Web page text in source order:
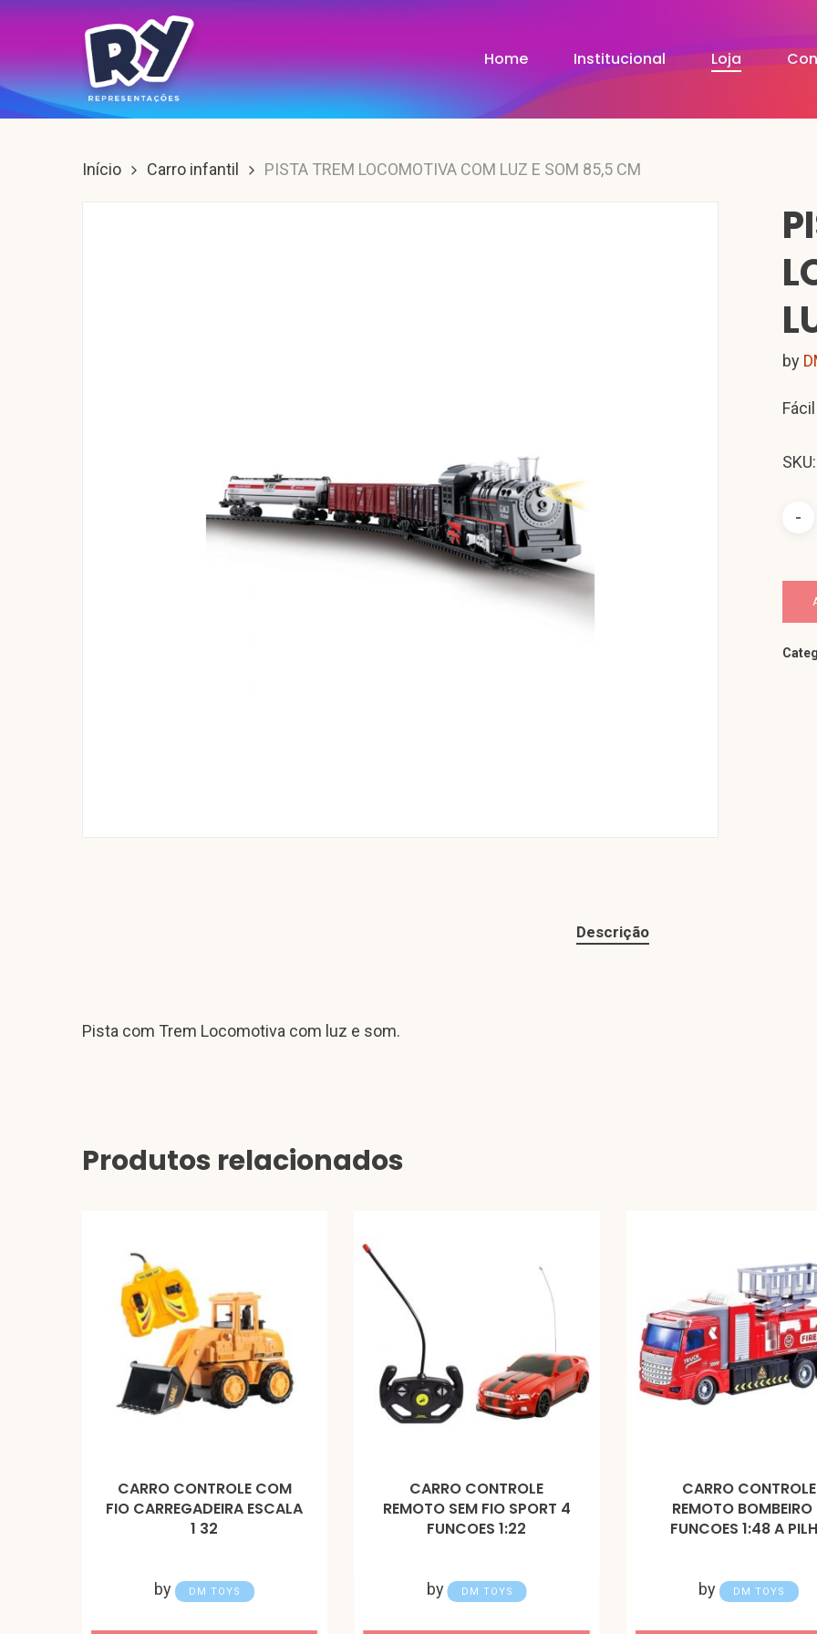
Skip
main
content
Home Institucional Loja
Início Carro infantil PISTA TREM LOCOMOTIVA COM LUZ E SOM 85,5 CM
by
Descrição
Pista com Trem Locomotiva com luz e som.
Produtos relacionados
CARRO CONTROLE COM
FIO CARREGADEIRA ESCALA
1 32
by DM TOYS
CARRO CONTROLE
REMOTO SEM FIO SPORT 4
FUNCOES 1:22
by DM TOYS
CARRO CONTROLE
REMOTO
FUNCOES 1:48 A
by DM TOYS